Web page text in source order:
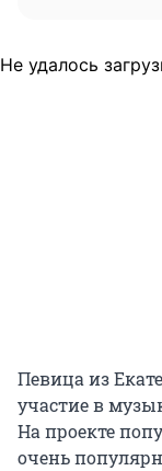
Не удалось
Певица из
участие в
На проекте
очень